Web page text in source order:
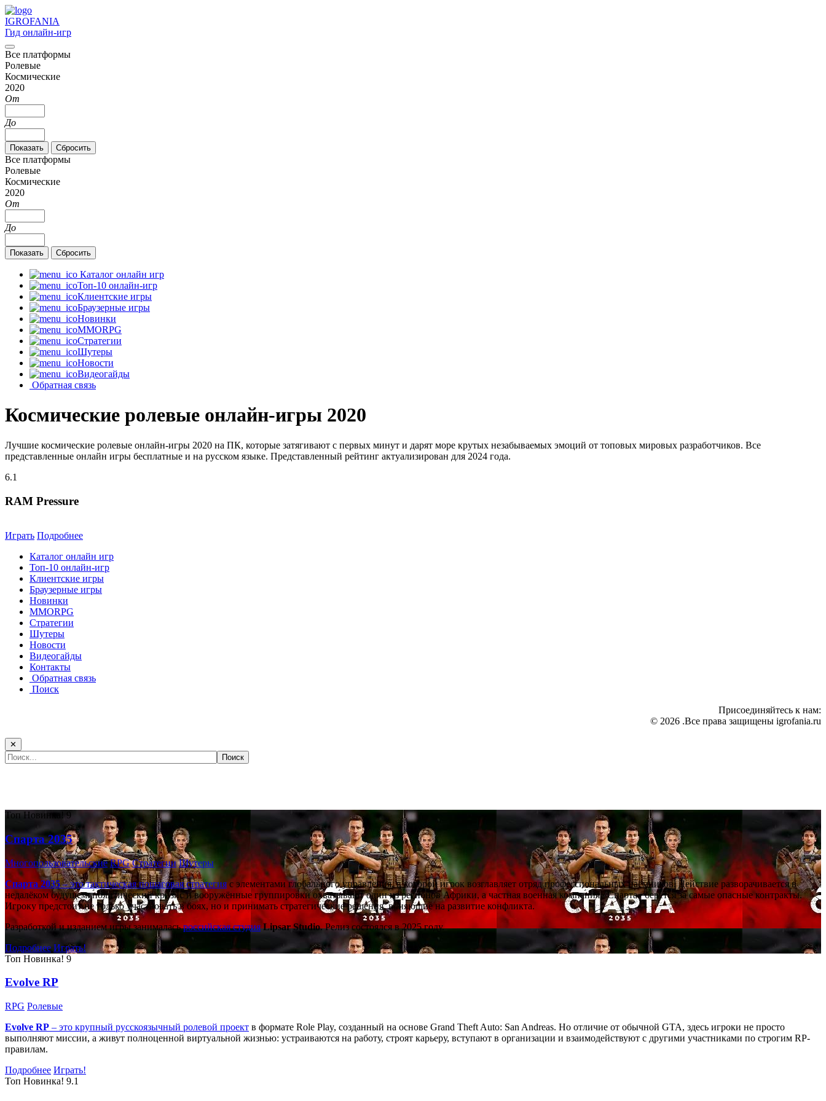
IGROFANIA
Гид онлайн-игр
Все платформы
Ролевые
Космические
2020
От
До
Все платформы
Ролевые
Космические
2020
От
До
Каталог онлайн игр
Топ-10 онлайн-игр
Клиентские игры
Браузерные игры
Новинки
MMORPG
Стратегии
Шутеры
Новости
Видеогайды
Обратная связь
Космические ролевые онлайн-игры 2020
Лучшие космические ролевые онлайн-игры 2020 на ПК, которые затягивают с первых минут и дарят море крутых незабываемых эмоций от топовых мировых разработчиков. Все
представленные онлайн игры бесплатные и на русском языке. Представленный рейтинг актуализирован для 2024 года.
6.1
RAM Pressure
Играть Подробнее
Каталог онлайн игр
Топ-10 онлайн-игр
Клиентские игры
Браузерные игры
Новинки
MMORPG
Стратегии
Шутеры
Новости
Видеогайды
Контакты
Обратная связь
Поиск
Присоединяйтесь к нам:
© 2026 .Все права защищены igrofania.ru
✕
Топ Новинка! 9
Спарта 2035
Многопользовательские RPG Стратегии Шутеры
Спарта 2035– это тактическаяпошаговая стратегияс элементами глобального управления, в которой игрок возглавляет отряд профессиональных наёмников. Действие разворачивается в
недалёком будущем: политический кризис и вооружённые группировки охватывают один из регионов Африки, а частная военная компания «Спарта» берётся за самые опасные контракты.
Игроку предстоит не только участвовать в боях, но и принимать стратегические решения, влияющие на развитие конфликта.
Разработкой и изданием игры занималасьроссийская студия Lipsar Studio. Релиз состоялся в 2025 году.
Подробнее Играть!
Топ Новинка! 9
Evolve RP
RPG Ролевые
Evolve RP – это крупный русскоязычный ролевой проект в формате Role Play, созданный на основе Grand Theft Auto: San Andreas. Но отличие от обычной GTA, здесь игроки не просто
выполняют миссии, а живут полноценной виртуальной жизнью: устраиваются на работу, строят карьеру, вступают в организации и взаимодействуют с другими участниками по строгим RP-
правилам.
Подробнее Играть!
Топ Новинка! 9.1